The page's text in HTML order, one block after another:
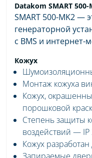
Datakom SMART 500-
SMART 500-MK2 —
генераторной
с BMS и интернет-
Кожух
Монтаж кожуха
Кожух,
порошковой
Степень защиты
воздействий — IP
Кожух